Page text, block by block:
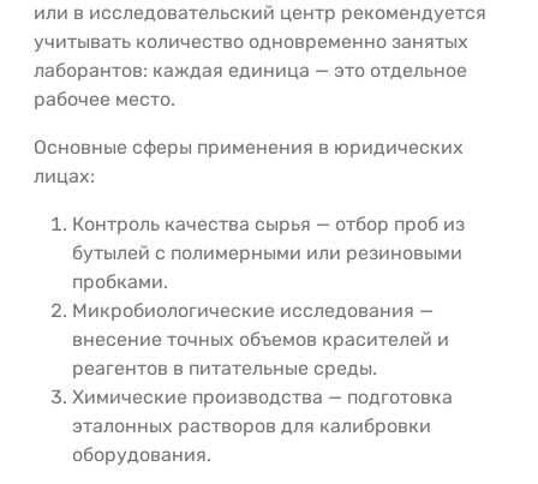
или в исследовательский центр рекомендуется
учитывать количество одновременно занятых
лаборантов: каждая единица — это отдельное
рабочее место.
Основные сферы применения в юридических
лицах:
Контроль качества сырья — отбор проб из
бутылей с полимерными или резиновыми
пробками.
Микробиологические исследования —
внесение точных объемов красителей и
реагентов в питательные среды.
Химические производства — подготовка
эталонных растворов для калибровки
оборудования.